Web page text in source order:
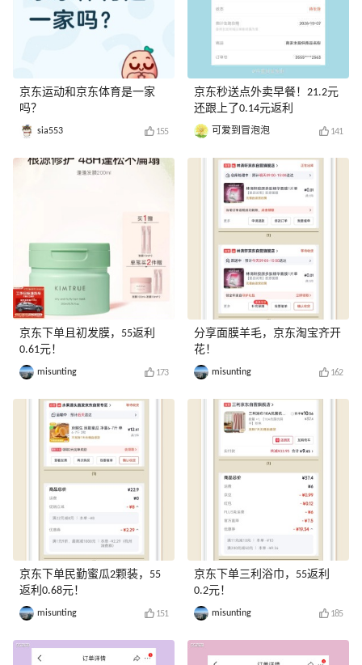
京东运动和京东体育是一家
吗？
sia553 155
京东下单且初发膜，55返利
0.61元！
misunting 173
京东下单民勤蜜瓜2颗装，55
返利0.68元！
misunting 151
京东秒送点外卖早餐！21.2元
还跟上了0.14元返利
可爱到冒泡泡 141
分享面膜羊毛，京东淘宝齐开
花！
misunting 162
京东下单三利浴巾，55返利
0.2元！
misunting 185